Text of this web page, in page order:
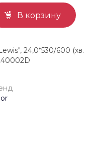
В корзину
24,0*530/600 (хв.